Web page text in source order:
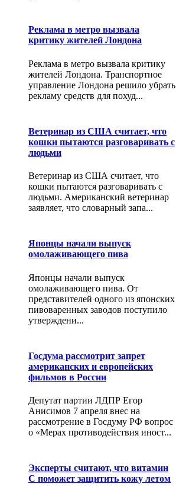
Реклама в метро вызвала
критику жителей Лондона
Реклама в метро вызвала критику
жителей Лондона. Транспортное
управление Лондона решило убрать
рекламу средств для похуд...
Ветеринар из США считает, что
кошки пытаются разговаривать с
людьми
Ветеринар из США считает, что
кошки пытаются разговаривать с
людьми. Американский ветеринар
заявляет, что словарный запа...
Японцы начали выпуск
омолаживающего пива
Японцы начали выпуск
омолаживающего пива. От
представителей одного из японских
пивоваренных заводов поступило
утверждени...
Госдума рассмотрит запрет
американских и европейских
фильмов в России
Депутат партии ЛДПР Егор
Анисимов 7 апреля внес на
рассмотрение в Госдуму РФ вопрос
о «Мерах противодействия иност...
Эксперты считают, что витамин
С поможет защитить кожу летом